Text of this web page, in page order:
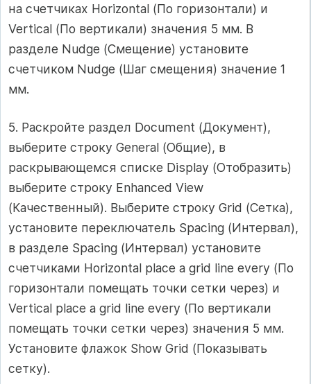
на счетчиках Horizontal (По горизонтали) и
Vertical (По вертикали) значения 5 мм. В
разделе Nudge (Смещение) установите
счетчиком Nudge (Шаг смещения) значение 1
мм.
5. Раскройте раздел Document (Документ),
выберите строку General (Общие), в
раскрывающемся списке Display (Отобразить)
выберите строку Enhanced View
(Качественный). Выберите строку Grid (Сетка),
установите переключатель Spacing (Интервал),
в разделе Spacing (Интервал) установите
счетчиками Horizontal place a grid line every (По
горизонтали помещать точки сетки через) и
Vertical place a grid line every (По вертикали
помещать точки сетки через) значения 5 мм.
Установите флажок Show Grid (Показывать
сетку).